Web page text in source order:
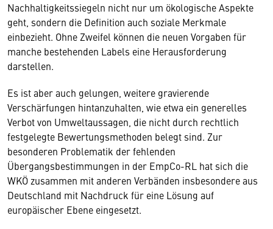
Nachhaltigkeitssiegeln nicht nur um ökologische Aspekte
geht, sondern die Definition auch soziale Merkmale
einbezieht. Ohne Zweifel können die neuen Vorgaben für
manche bestehenden Labels eine Herausforderung
darstellen.
Es ist aber auch gelungen, weitere gravierende
Verschärfungen hintanzuhalten, wie etwa ein generelles
Verbot von Umweltaussagen, die nicht durch rechtlich
festgelegte Bewertungsmethoden belegt sind. Zur
besonderen Problematik der fehlenden
Übergangsbestimmungen in der EmpCo-RL hat sich die
WKÖ zusammen mit anderen Verbänden insbesondere aus
Deutschland mit Nachdruck für eine Lösung auf
europäischer Ebene eingesetzt.